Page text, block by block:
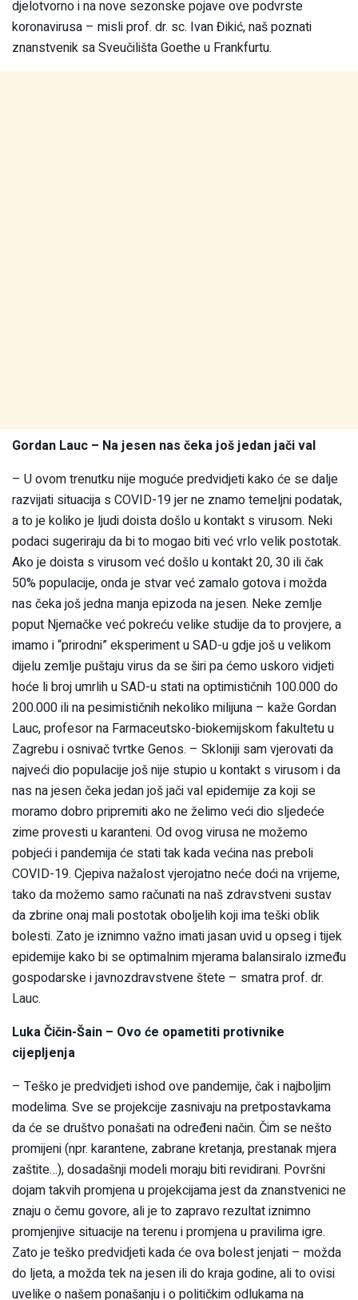
djelotvorno i na nove sezonske pojave ove podvrste
koronavirusa – misli prof. dr. sc. Ivan Đikić, naš poznati
znanstvenik sa Sveučilišta Goethe u Frankfurtu.
Gordan Lauc – Na jesen nas čeka još jedan jači val
– U ovom trenutku nije moguće predvidjeti kako će se dalje
razvijati situacija s COVID-19 jer ne znamo temeljni podatak,
a to je koliko je ljudi doista došlo u kontakt s virusom. Neki
podaci sugeriraju da bi to mogao biti već vrlo velik postotak.
Ako je doista s virusom već došlo u kontakt 20, 30 ili čak
50% populacije, onda je stvar već zamalo gotova i možda
nas čeka još jedna manja epizoda na jesen. Neke zemlje
poput Njemačke već pokreću velike studije da to provjere, a
imamo i “prirodni” eksperiment u SAD-u gdje još u velikom
dijelu zemlje puštaju virus da se širi pa ćemo uskoro vidjeti
hoće li broj umrlih u SAD-u stati na optimističnih 100.000 do
200.000 ili na pesimističnih nekoliko milijuna – kaže Gordan
Lauc, profesor na Farmaceutsko-biokemijskom fakultetu u
Zagrebu i osnivač tvrtke Genos. – Skloniji sam vjerovati da
najveći dio populacije još nije stupio u kontakt s virusom i da
nas na jesen čeka jedan još jači val epidemije za koji se
moramo dobro pripremiti ako ne želimo veći dio sljedeće
zime provesti u karanteni. Od ovog virusa ne možemo
pobjeći i pandemija će stati tak kada većina nas preboli
COVID-19. Cjepiva nažalost vjerojatno neće doći na vrijeme,
tako da možemo samo računati na naš zdravstveni sustav
da zbrine onaj mali postotak oboljelih koji ima teški oblik
bolesti. Zato je iznimno važno imati jasan uvid u opseg i tijek
epidemije kako bi se optimalnim mjerama balansiralo između
gospodarske i javnozdravstvene štete – smatra prof. dr.
Lauc.
Luka Čičin-Šain – Ovo će opametiti protivnike
cijepljenja
– Teško je predvidjeti ishod ove pandemije, čak i najboljim
modelima. Sve se projekcije zasnivaju na pretpostavkama
da će se društvo ponašati na određeni način. Čim se nešto
promijeni (npr. karantene, zabrane kretanja, prestanak mjera
zaštite…), dosadašnji modeli moraju biti revidirani. Površni
dojam takvih promjena u projekcijama jest da znanstvenici ne
znaju o čemu govore, ali je to zapravo rezultat iznimno
promjenjive situacije na terenu i promjena u pravilima igre.
Zato je teško predvidjeti kada će ova bolest jenjati – možda
do ljeta, a možda tek na jesen ili do kraja godine, ali to ovisi
uvelike o našem ponašanju i o političkim odlukama na